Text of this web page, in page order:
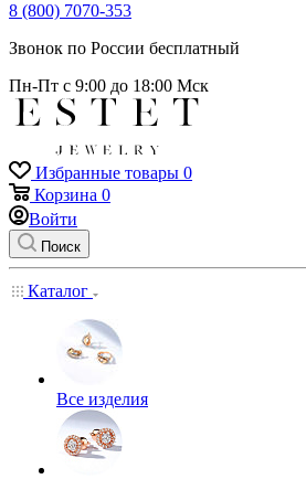
8 (800) 7070-353
Звонок по России бесплатный
Пн-Пт с 9:00 до 18:00 Мск
Избранные товары 0
Корзина 0
Войти
Поиск
Каталог
Все изделия